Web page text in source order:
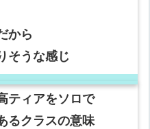
から
そうな感じ
ティアをソロで
るクラスの意味